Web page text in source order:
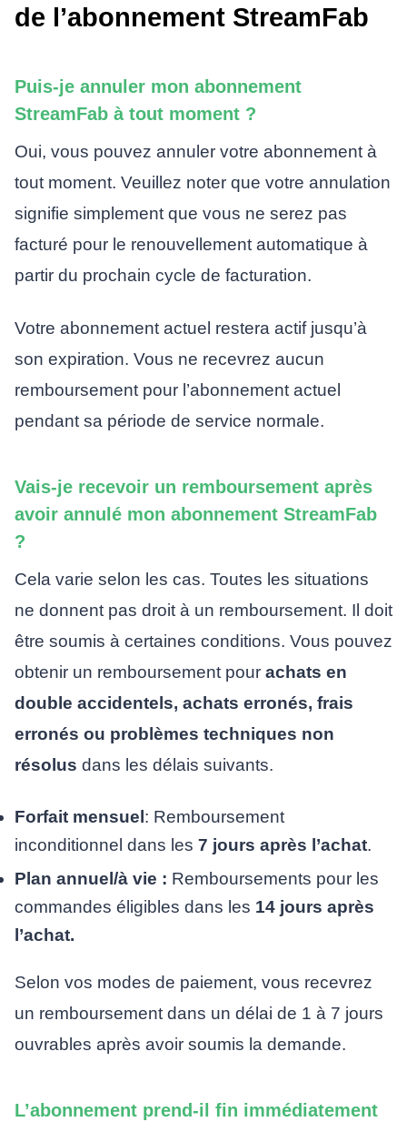
de l’abonnement StreamFab
Puis-je annuler mon abonnement
StreamFab à tout moment ?
Oui, vous pouvez annuler votre abonnement à
tout moment. Veuillez noter que votre annulation
signifie simplement que vous ne serez pas
facturé pour le renouvellement automatique à
partir du prochain cycle de facturation.
Votre abonnement actuel restera actif jusqu’à
son expiration. Vous ne recevrez aucun
remboursement pour l’abonnement actuel
pendant sa période de service normale.
Vais-je recevoir un remboursement après
avoir annulé mon abonnement StreamFab
?
Cela varie selon les cas. Toutes les situations
ne donnent pas droit à un remboursement. Il doit
être soumis à certaines conditions. Vous pouvez
obtenir un remboursement pour achats en
double accidentels, achats erronés, frais
erronés ou problèmes techniques non
résolus dans les délais suivants.
Forfait mensuel: Remboursement
inconditionnel dans les 7 jours après l’achat.
Plan annuel/à vie : Remboursements pour les
commandes éligibles dans les 14 jours après
l’achat.
Selon vos modes de paiement, vous recevrez
un remboursement dans un délai de 1 à 7 jours
ouvrables après avoir soumis la demande.
L’abonnement prend-il fin immédiatement